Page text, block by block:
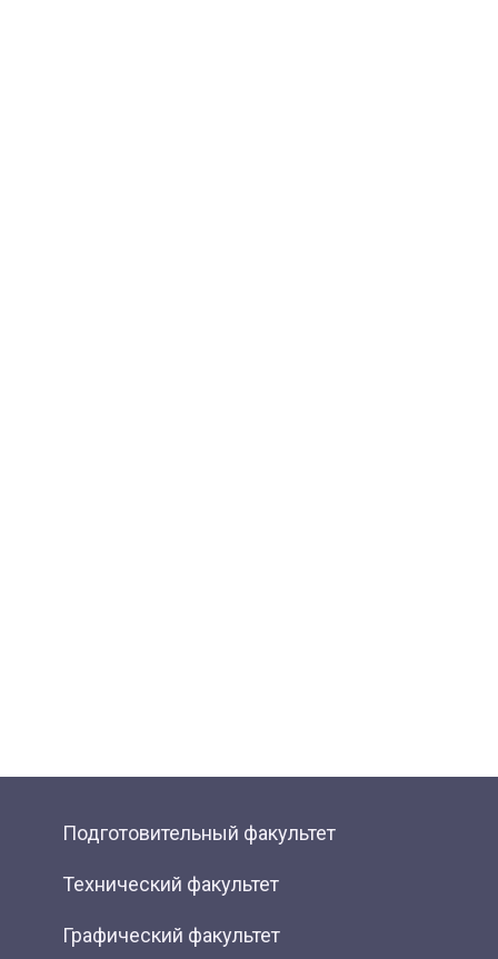
Подготовительный факультет
Технический факультет
Графический факультет